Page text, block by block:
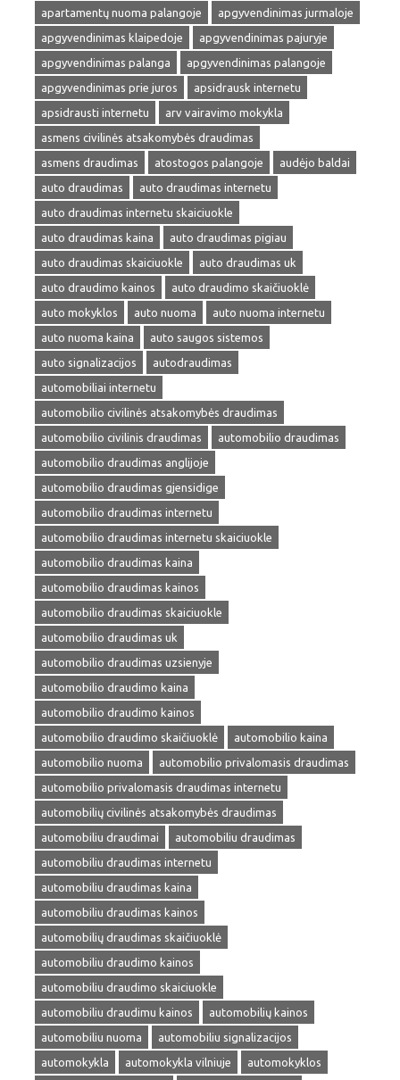
apartamentų nuoma palangoje
apgyvendinimas jurmaloje
apgyvendinimas klaipedoje
apgyvendinimas pajuryje
apgyvendinimas palanga
apgyvendinimas palangoje
apgyvendinimas prie juros
apsidrausk internetu
apsidrausti internetu
arv vairavimo mokykla
asmens civilinės atsakomybės draudimas
asmens draudimas
atostogos palangoje
audėjo baldai
auto draudimas
auto draudimas internetu
auto draudimas internetu skaiciuokle
auto draudimas kaina
auto draudimas pigiau
auto draudimas skaiciuokle
auto draudimas uk
auto draudimo kainos
auto draudimo skaičiuoklė
auto mokyklos
auto nuoma
auto nuoma internetu
auto nuoma kaina
auto saugos sistemos
auto signalizacijos
autodraudimas
automobiliai internetu
automobilio civilinės atsakomybės draudimas
automobilio civilinis draudimas
automobilio draudimas
automobilio draudimas anglijoje
automobilio draudimas gjensidige
automobilio draudimas internetu
automobilio draudimas internetu skaiciuokle
automobilio draudimas kaina
automobilio draudimas kainos
automobilio draudimas skaiciuokle
automobilio draudimas uk
automobilio draudimas uzsienyje
automobilio draudimo kaina
automobilio draudimo kainos
automobilio draudimo skaičiuoklė
automobilio kaina
automobilio nuoma
automobilio privalomasis draudimas
automobilio privalomasis draudimas internetu
automobilių civilinės atsakomybės draudimas
automobiliu draudimai
automobiliu draudimas
automobiliu draudimas internetu
automobiliu draudimas kaina
automobiliu draudimas kainos
automobilių draudimas skaičiuoklė
automobiliu draudimo kainos
automobiliu draudimo skaiciuokle
automobiliu draudimu kainos
automobilių kainos
automobiliu nuoma
automobiliu signalizacijos
automokykla
automokykla vilniuje
automokyklos